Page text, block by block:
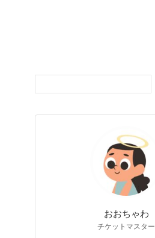
おおちゃわ
チケットマスター